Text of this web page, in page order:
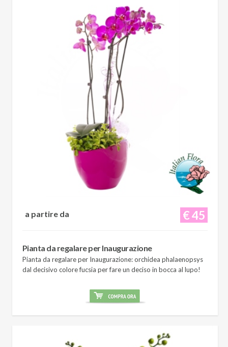
€ 45
a partire da
Pianta da regalare per Inaugurazione
Pianta da regalare per Inaugurazione: orchidea phalaenopsys
dal decisivo colore fucsia per fare un deciso in bocca al lupo!